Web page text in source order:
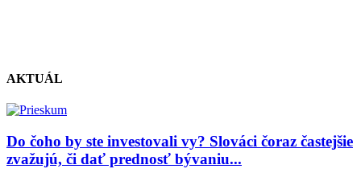
AKTUÁL
Do čoho by ste investovali vy? Slováci čoraz častejšie
zvažujú, či dať prednosť bývaniu...